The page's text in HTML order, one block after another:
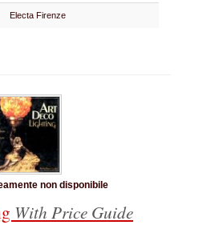
Electa Firenze
non disponibile
With Price Guide